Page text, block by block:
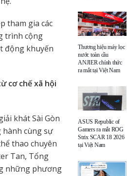
tham gia các
trình cộng
động khuyến
cơ chế xã hội
khát Sài Gòn
hành cùng sự
thao chuyên
Tan, Tổng
những phương
Thương hiệu máy lọc
nước toàn cầu
ANJIER chính thức
ra mắt tại Việt Nam
ASUS Republic of
Gamers ra mắt ROG
Strix SCAR 18 2026
tại Việt Nam